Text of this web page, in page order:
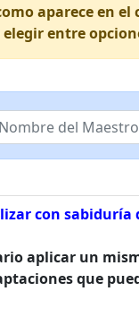
aparece en
entre
con
aplicar un
que